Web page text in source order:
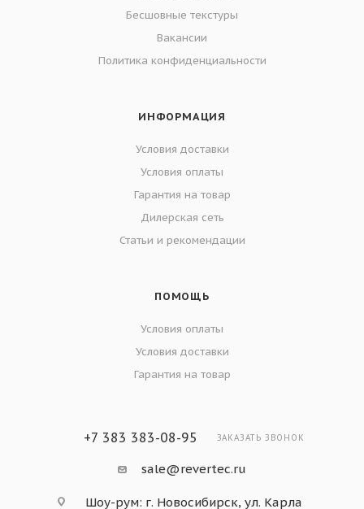
Бесшовные текстуры
Вакансии
Политика конфиденциальности
ИНФОРМАЦИЯ
Условия доставки
Условия оплаты
Гарантия на товар
Дилерская сеть
Статьи и рекомендации
ПОМОЩЬ
Условия оплаты
Условия доставки
Гарантия на товар
+7 383 383-08-95 ЗАКАЗАТЬ ЗВОНОК
sale@revertec.ru
Шоу-рум: г. Новосибирск, ул. Карла